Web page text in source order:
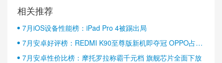
相关推荐
7月iOS设备性能榜：iPad Pro 4被踢出局
7月安卓好评榜：REDMI K90至尊版新机即夺冠 OPPO占据
半壁江山
7月安卓性价比榜：摩托罗拉称霸千元档 旗舰芯片全面下放